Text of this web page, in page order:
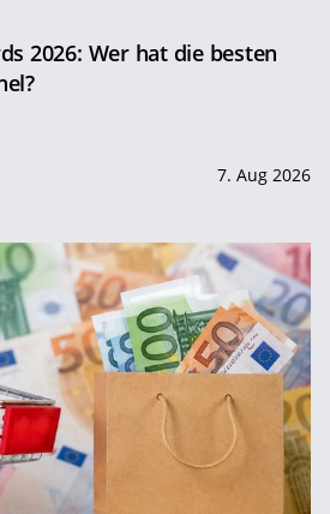
2026: Wer hat die besten
7. Aug 2026